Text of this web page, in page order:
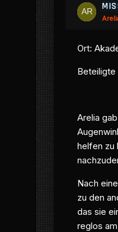
Ort:
Beteiligte
Arelia
helfen zu
Nach
zu den
das sie
reglos